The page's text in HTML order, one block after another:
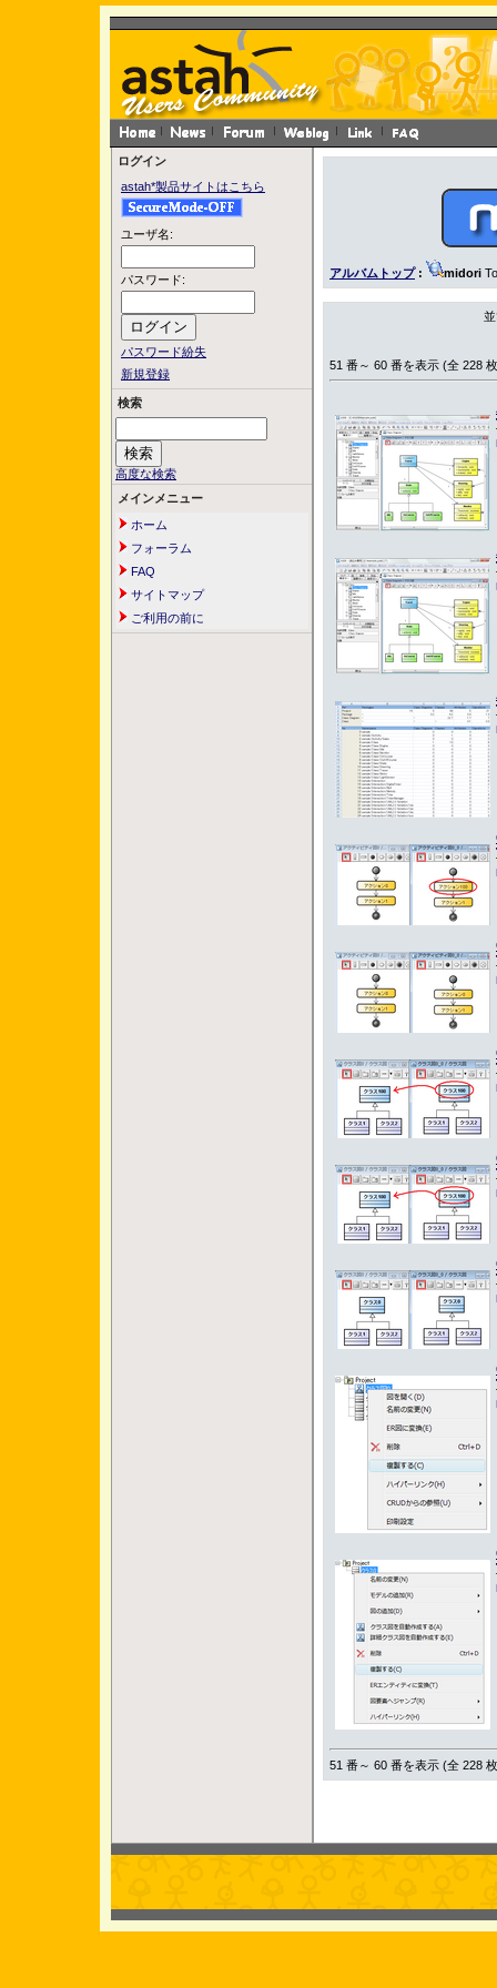
ログイン
astah*製品サイトはこちら
ユーザ名:
パスワード:
パスワード紛失
新規登録
検索
高度な検索
メインメニュー
ホーム
フォーラム
FAQ
サイトマップ
ご利用の前に
アルバムトップ: midori
51 番～ 60 番を表示 (全 228
51 番～ 60 番を表示 (全 228